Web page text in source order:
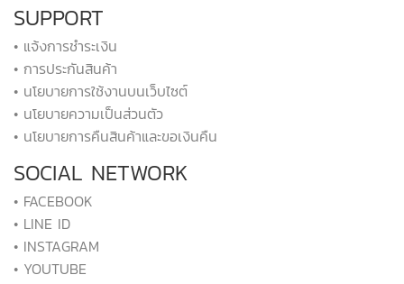
SUPPORT
• แจ้งการชำระเงิน
• การประกันสินค้า
• นโยบายการใช้งานบนเว็บไซต์
• นโยบายความเป็นส่วนตัว
• นโยบายการคืนสินค้าและขอเงินคืน
SOCIAL NETWORK
• FACEBOOK
• LINE ID
• INSTAGRAM
• YOUTUBE